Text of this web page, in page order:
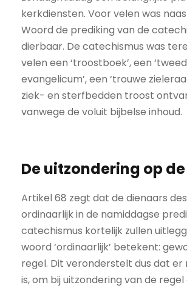
kerkdiensten. Voor velen was
Woord de prediking van de
dierbaar. De catechismus was
velen een ‘troost­boek’, een
evangelicum’, een ‘trouwe
ziek- en sterfbedden troost
vanwege de voluit bijbelse inhoud.
De uitzondering op
Artikel 68 zegt dat de dienaars
ordinaarlijk in de namiddagse
catechismus kortelijk zullen
woord ‘ordinaarlijk’ betekent:
regel. Dit veronderstelt dus dat er
is, om bij uitzondering van de regel